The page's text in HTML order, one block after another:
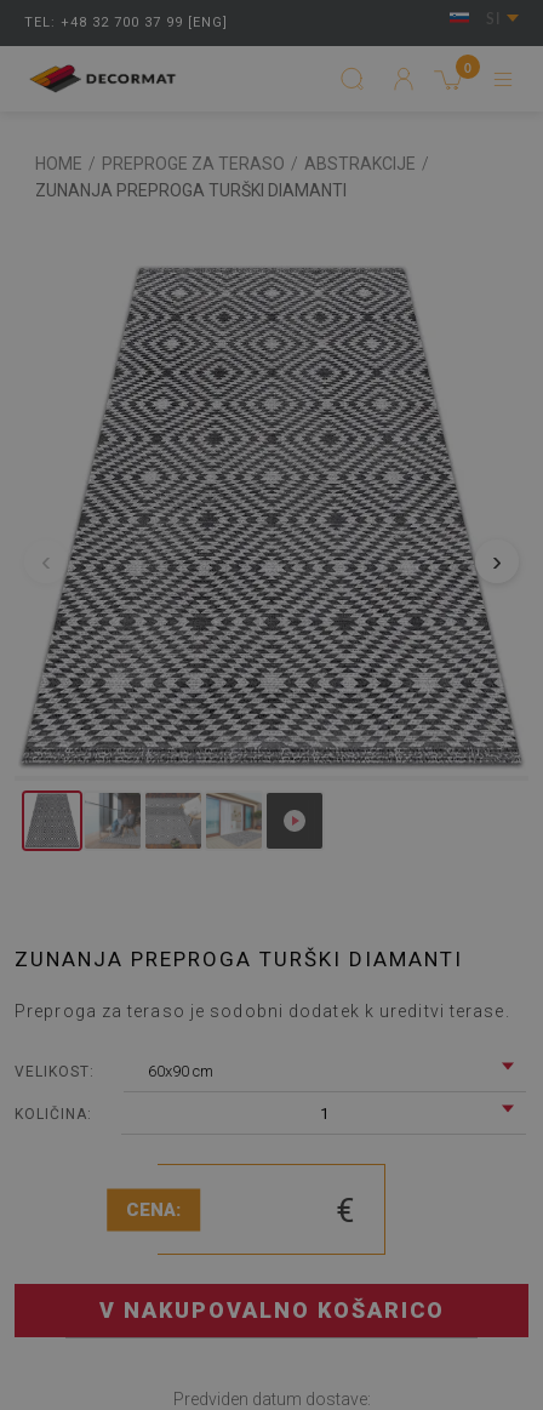
TEL: +48 32 700 37 99 [ENG] SI
0
HOME / PREPROGE ZA TERASO / ABSTRAKCIJE /
ZUNANJA PREPROGA TURŠKI DIAMANTI
‹ ›
ZUNANJA PREPROGA TURŠKI DIAMANTI
Preproga za teraso je sodobni dodatek k ureditvi terase.
VELIKOST: 60x90 cm
KOLIČINA: 1
CENA: €
V NAKUPOVALNO KOŠARICO
Predviden datum dostave: